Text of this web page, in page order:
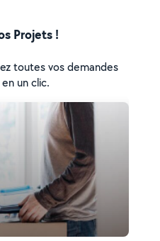
Projets !
toutes vos demandes
un clic.